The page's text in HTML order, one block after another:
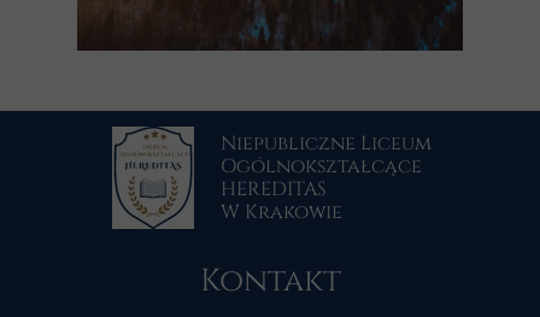
Niepubliczne Liceum
Ogólnokształcące
HEREDITAS
W Krakowie
Kontakt